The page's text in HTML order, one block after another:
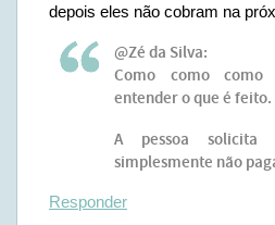
depois eles não cobram na
@Zé da Silva:
Como como como
entender o que é
A pessoa solicita
simplesmente não
Responder